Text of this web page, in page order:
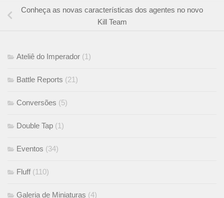
Conheça as novas características dos agentes no novo
Kill Team
Ateliê do Imperador (1)
Battle Reports (21)
Conversões (5)
Double Tap (1)
Eventos (34)
Fluff (110)
Galeria de Miniaturas (4)